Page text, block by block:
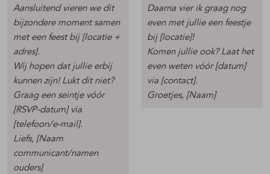
Aansluitend vieren we dit
bijzondere moment samen
met een feest bij [locatie +
adres].
Wij hopen dat jullie erbij
kunnen zijn! Lukt dit niet?
Graag een seintje vóór
[RSVP-datum] via
[telefoon/e-mail].
Liefs, [Naam
communicant/namen
ouders]
Daarna vier ik graag nog
even met jullie een feestje
bij [locatie]!
Komen jullie ook? Laat het
even weten vóór [datum]
via [contact].
Groetjes, [Naam]